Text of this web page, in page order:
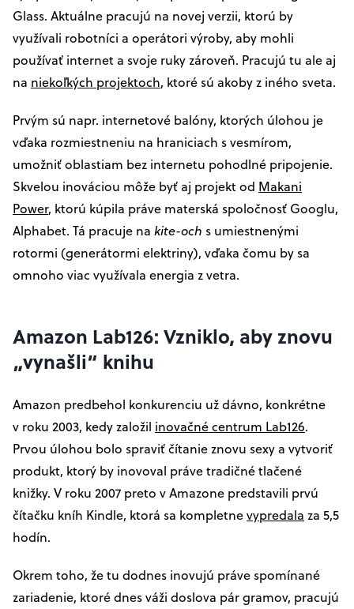
Glass. Aktuálne pracujú na novej verzii, ktorú by
využívali robotníci a operátori výroby, aby mohli
používať internet a svoje ruky zároveň. Pracujú tu ale aj
na niekoľkých projektoch, ktoré sú akoby z iného sveta.
Prvým sú napr. internetové balóny, ktorých úlohou je
vďaka rozmiestneniu na hraniciach s vesmírom,
umožniť oblastiam bez internetu pohodlné pripojenie.
Skvelou inováciou môže byť aj projekt od Makani
Power, ktorú kúpila práve materská spoločnosť Googlu,
Alphabet. Tá pracuje na kite-och s umiestnenými
rotormi (generátormi elektriny), vďaka čomu by sa
omnoho viac využívala energia z vetra.
Amazon Lab126: Vzniklo, aby znovu
„vynašli“ knihu
Amazon predbehol konkurenciu už dávno, konkrétne
v roku 2003, kedy založil inovačné centrum Lab126.
Prvou úlohou bolo spraviť čítanie znovu sexy a vytvoriť
produkt, ktorý by inovoval práve tradičné tlačené
knižky. V roku 2007 preto v Amazone predstavili prvú
čítačku kníh Kindle, ktorá sa kompletnevypredala za 5,5
hodín.
Okrem toho, že tu dodnes inovujú práve spomínané
zariadenie, ktoré dnes váži doslova pár gramov, pracujú